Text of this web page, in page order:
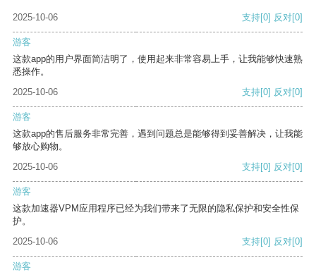
2025-10-06 支持[0] 反对[0]
游客
这款app的用户界面简洁明了，使用起来非常容易上手，让我能够快速熟
悉操作。
2025-10-06
支持[0] 反对[0]
游客
这款app的售后服务非常完善，遇到问题总是能够得到妥善解决，让我能
够放心购物。
2025-10-06
支持[0] 反对[0]
游客
这款加速器VPM应用程序已经为我们带来了无限的隐私保护和安全性保
护。
2025-10-06
支持[0] 反对[0]
游客